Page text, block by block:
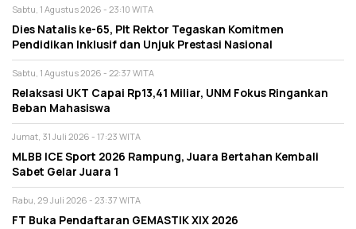
Sabtu, 1 Agustus 2026 - 23:10 WITA
Dies Natalis ke-65, Plt Rektor Tegaskan Komitmen
Pendidikan Inklusif dan Unjuk Prestasi Nasional
Sabtu, 1 Agustus 2026 - 22:37 WITA
Relaksasi UKT Capai Rp13,41 Miliar, UNM Fokus Ringankan
Beban Mahasiswa
Jumat, 31 Juli 2026 - 17:23 WITA
MLBB ICE Sport 2026 Rampung, Juara Bertahan Kembali
Sabet Gelar Juara 1
Rabu, 29 Juli 2026 - 23:37 WITA
FT Buka Pendaftaran GEMASTIK XIX 2026